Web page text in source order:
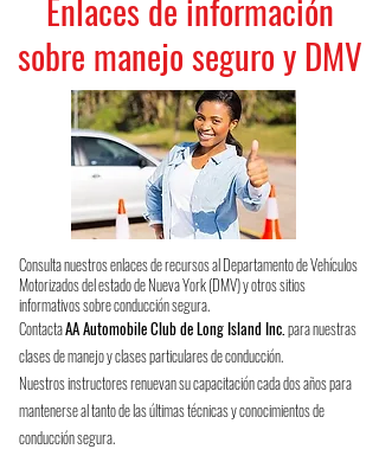
sobre manejo seguro y DMV
Consulta nuestros enlaces de recursos al Departamento de Vehículos
Motorizados del estado de Nueva York (DMV) y otros sitios
informativos sobre conducción segura.
ContactaAA Automobile Club de Long Island Inc.para nuestras
clases de manejo y clases particulares de conducción.
Nuestros instructores renuevan su capacitación cada dos años para
mantenerse al tanto de las últimas técnicas y conocimientos de
conducción segura.